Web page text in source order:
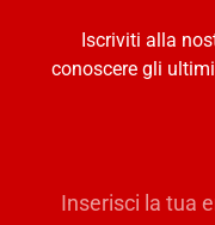
Iscriviti alla
conoscere gli